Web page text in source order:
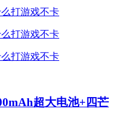
超大电池+四芒